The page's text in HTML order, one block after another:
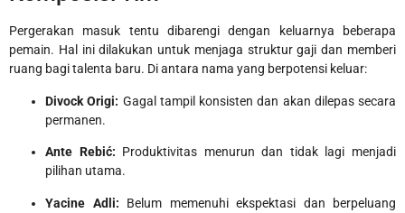
Pergerakan masuk tentu dibarengi dengan keluarnya beberapa
pemain. Hal ini dilakukan untuk menjaga struktur gaji dan memberi
ruang bagi talenta baru. Di antara nama yang berpotensi keluar:
Divock Origi: Gagal tampil konsisten dan akan dilepas secara
permanen.
Ante Rebić: Produktivitas menurun dan tidak lagi menjadi
pilihan utama.
Yacine Adli: Belum memenuhi ekspektasi dan berpeluang